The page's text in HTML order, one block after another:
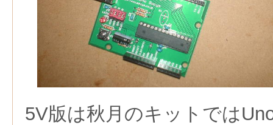
5V版は秋月のキットでは